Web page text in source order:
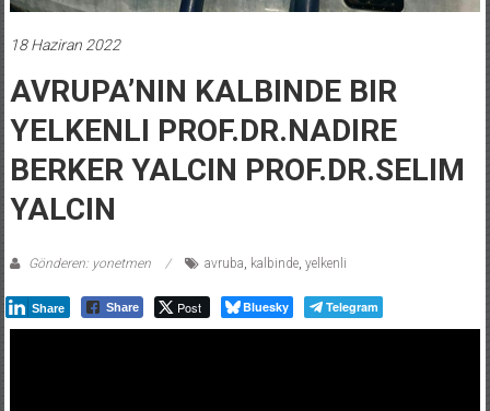
AVRUPA’NIN KALBINDE BIR
YELKENLI PROF.DR.NADIRE
BERKER YALCIN PROF.DR.SELIM
YALCIN
Share Share Post Bluesky Telegram